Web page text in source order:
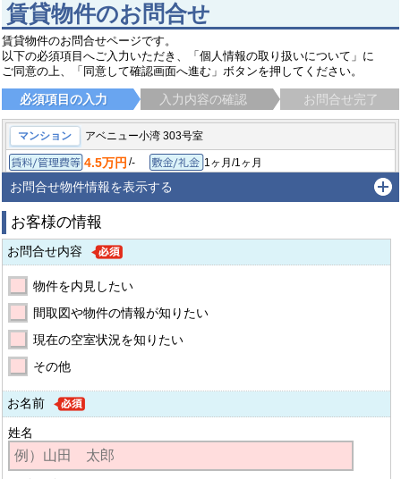
賃貸物件のお問合せ
賃貸物件のお問合せページです。
以下の必須項目へご入力いただき、「個人情報の取り扱いについて」に
ご同意の上、「同意して確認画面へ進む」ボタンを押してください。
必須項目の入力 入力内容の確認 お問合せ完了
マンション アベニュー小湾 303号室
賃料/管理費等
4.5万円 /- 敷金/礼金
1ヶ月/1ヶ月
保証金/敷引/償却金
-/-/-
築年月
1995年1月
浦添市宮城ゆいレール 古島駅
お問合せ物件情報を表示する
お客様の情報
お問合せ内容
物件を内見したい
間取図や物件の情報が知りたい
現在の空室状況を知りたい
その他
お名前
姓名